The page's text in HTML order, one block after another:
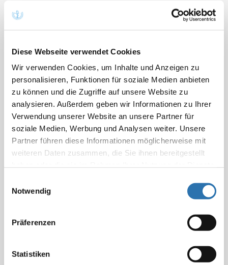
Diese Webseite verwendet Cookies
Wir verwenden Cookies, um Inhalte und Anzeigen zu
personalisieren, Funktionen für soziale Medien anbieten
zu können und die Zugriffe auf unsere Website zu
analysieren. Außerdem geben wir Informationen zu Ihrer
Verwendung unserer Website an unsere Partner für
soziale Medien, Werbung und Analysen weiter. Unsere
Partner führen diese Informationen möglicherweise mit
weiteren Daten zusammen, die Sie ihnen bereitgestellt
Cookies, wenn Sie unsere Webseite weiterhin
Notwendig
Präferenzen
Statistiken
Nachrichten aus 7/2021 x
Sachsen: Sächsische Landesärztekammer
spendet 100.000 EUR an vom Hochwasser
März (27)
Mai (26)
Januar (19)
Juni (35)
Mai (26)
April (24)
Februar (22)
Januar (20)